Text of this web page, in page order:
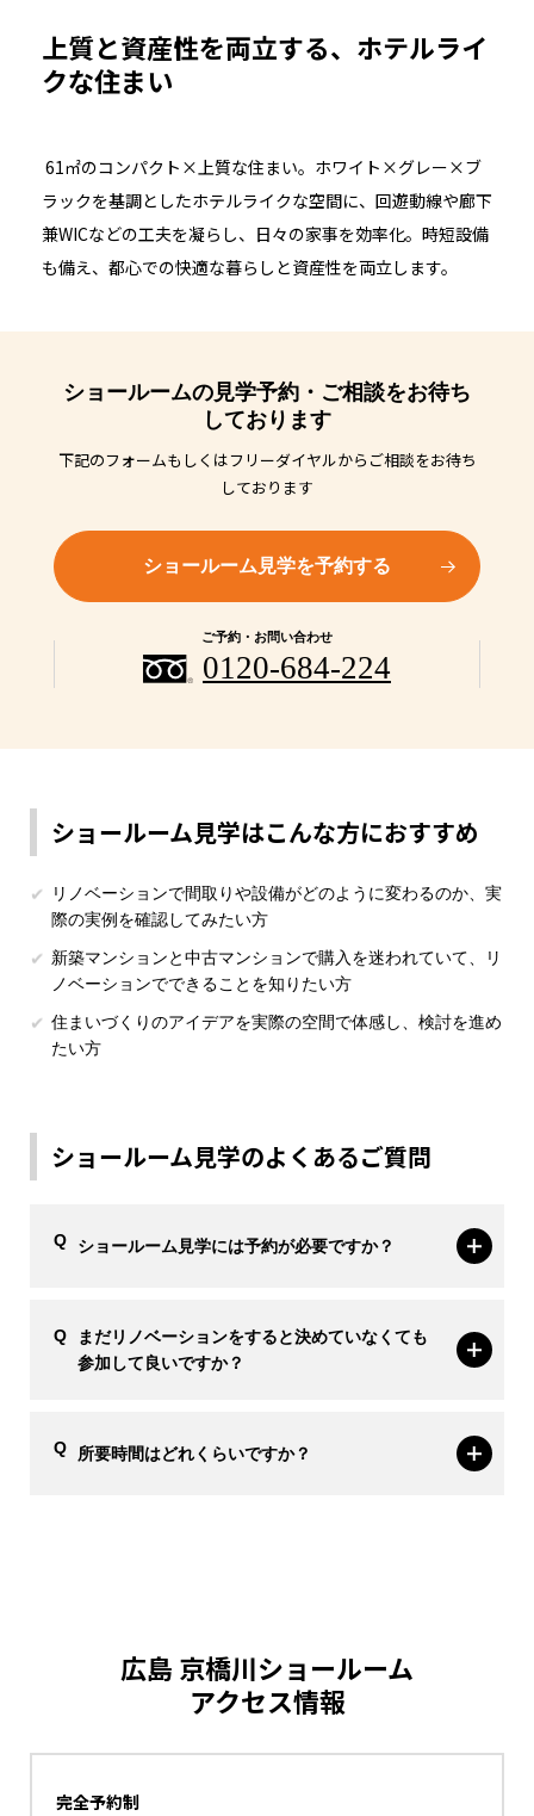
上質と資産性を両立する、ホテルライ
クな住まい
61㎡のコンパクト×上質な住まい。ホワイト×グレー×ブ
ラックを基調としたホテルライクな空間に、回遊動線や廊下
兼WICなどの工夫を凝らし、日々の家事を効率化。時短設備
も備え、都心での快適な暮らしと資産性を両立します。
ショールームの見学予約・ご相談をお待ち
しております
下記のフォームもしくはフリーダイヤルからご相談をお待ち
しております
ショールーム見学を予約する
ご予約・お問い合わせ
0120-684-224
ショールーム見学はこんな方におすすめ
リノベーションで間取りや設備がどのように変わるのか、実
際の実例を確認してみたい方
新築マンションと中古マンションで購入を迷われていて、リ
ノベーションでできることを知りたい方
住まいづくりのアイデアを実際の空間で体感し、検討を進め
たい方
ショールーム見学のよくあるご質問
ショールーム見学には予約が必要ですか？
まだリノベーションをすると決めていなくても
参加して良いですか？
所要時間はどれくらいですか？
広島 京橋川ショールーム
アクセス情報
完全予約制